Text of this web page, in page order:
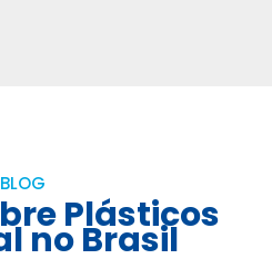
BLOG
Plásticos
no Brasil